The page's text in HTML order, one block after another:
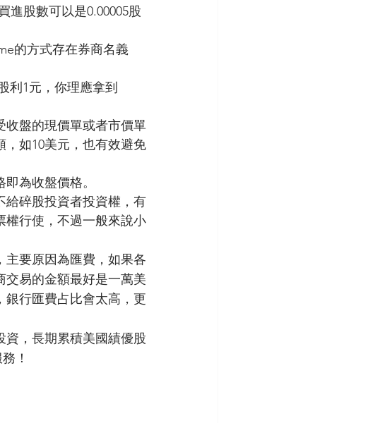
進股數可以是0.00005股
的方式存在券商名義
利1元，你理應拿到
收盤的現價單或者市價單
如10美元，也有效避免
為收盤價格。
給碎股投資者投資權，有
權行使，不過一般來說小
要原因為匯費，如果各
易的金額最好是一萬美
銀行匯費占比會太高，更
，長期累積美國績優股
！